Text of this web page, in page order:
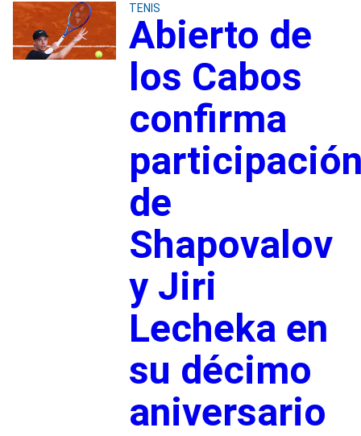
TENIS
Abierto de
los Cabos
confirma
de
Shapovalov
y Jiri
Lecheka en
su décimo
aniversario